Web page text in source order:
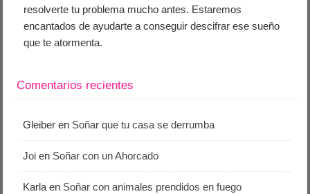
resolverte tu problema mucho antes. Estaremos
encantados de ayudarte a conseguir descifrar ese sueño
que te atormenta.
Comentarios recientes
Gleiber en Soñar que tu casa se derrumba
Joi en Soñar con un Ahorcado
Karla en Soñar con animales prendidos en fuego